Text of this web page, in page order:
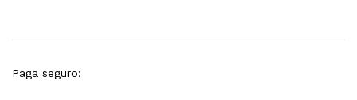
Paga seguro: